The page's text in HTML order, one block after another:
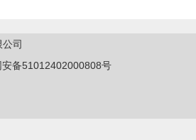
司
安备51012402000808号